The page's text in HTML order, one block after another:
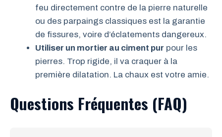
feu directement contre de la pierre naturelle
ou des parpaings classiques est la garantie
de fissures, voire d’éclatements dangereux.
Utiliser un mortier au ciment pur pour les
pierres. Trop rigide, il va craquer à la
première dilatation. La chaux est votre amie.
Questions Fréquentes (FAQ)